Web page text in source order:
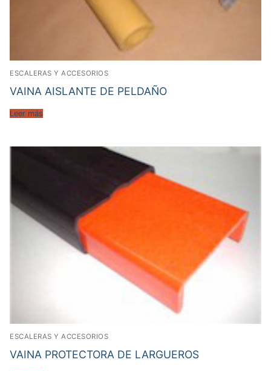
ESCALERAS Y ACCESORIOS
VAINA AISLANTE DE PELDAÑO
Leer más
ESCALERAS Y ACCESORIOS
VAINA PROTECTORA DE LARGUEROS